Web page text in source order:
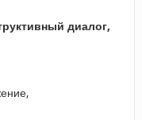
диалог,